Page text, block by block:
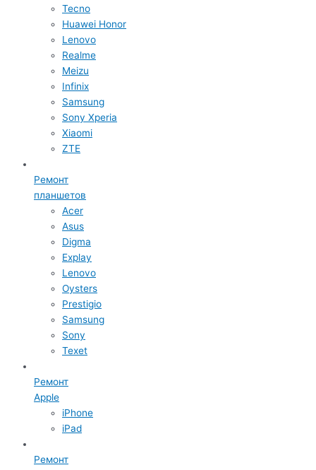
Tecno
Huawei Honor
Lenovo
Realme
Meizu
Infinix
Samsung
Sony Xperia
Xiaomi
ZTE
Ремонт
планшетов
Acer
Asus
Digma
Explay
Lenovo
Oysters
Prestigio
Samsung
Sony
Texet
Ремонт
Apple
iPhone
iPad
Ремонт